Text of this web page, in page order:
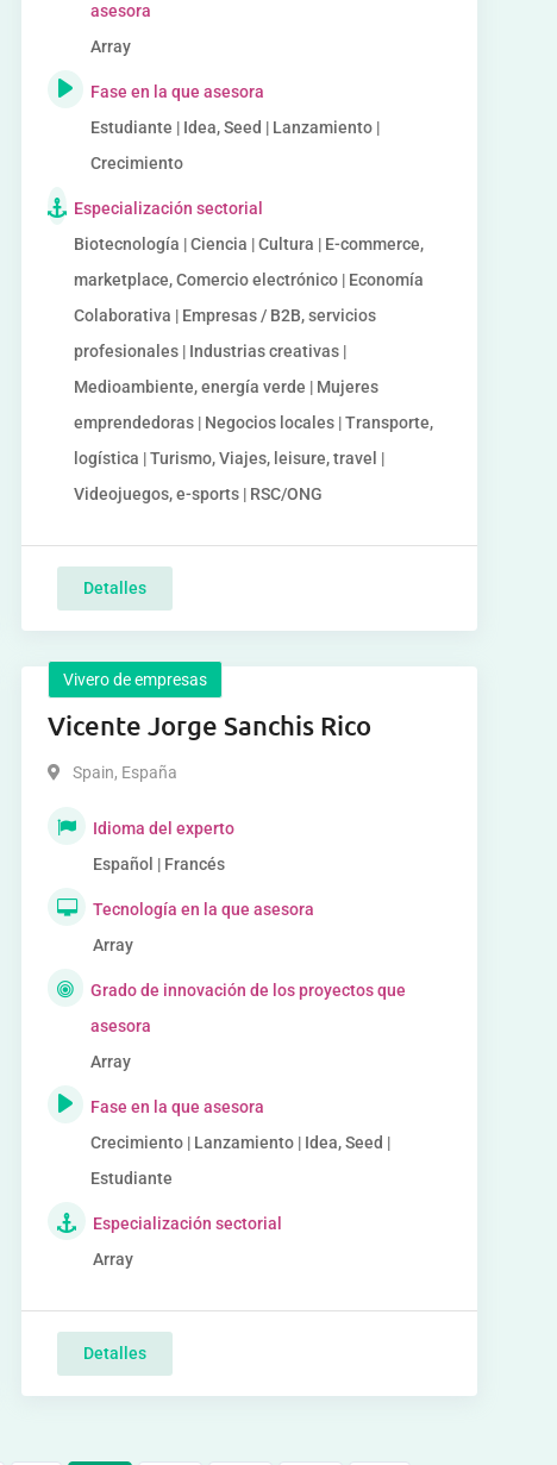
asesora
Array
Fase en la que asesora
Estudiante | Idea, Seed | Lanzamiento |
Crecimiento
Especialización sectorial
Biotecnología | Ciencia | Cultura | E-commerce,
marketplace, Comercio electrónico | Economía
Colaborativa | Empresas / B2B, servicios
profesionales | Industrias creativas |
Medioambiente, energía verde | Mujeres
emprendedoras | Negocios locales | Transporte,
logística | Turismo, Viajes, leisure, travel |
Videojuegos, e-sports | RSC/ONG
Detalles
Vivero de empresas
Vicente Jorge Sanchis Rico
Spain, España
Idioma del experto
Español | Francés
Tecnología en la que asesora
Array
Grado de innovación de los proyectos que
asesora
Array
Fase en la que asesora
Crecimiento | Lanzamiento | Idea, Seed |
Estudiante
Especialización sectorial
Array
Detalles